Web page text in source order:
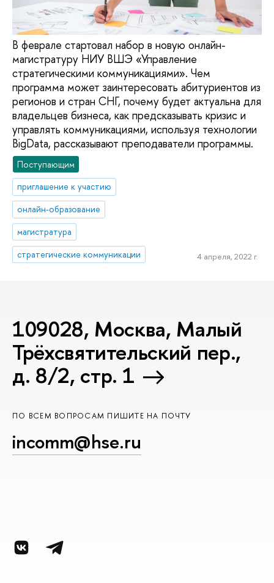
В феврале стартовал набор в новую онлайн-
магистратуру НИУ ВШЭ «Управление
стратегическими коммуникациями». Чем
программа может заинтересовать абитуриентов из
регионов и стран СНГ, почему будет актуальна для
владельцев бизнеса, как предсказывать кризис и
управлять коммуникациями, используя технологии
BigData, рассказывают преподаватели программы.
Поступающим
приглашение к участию
онлайн-образование
магистратура
стратегические коммуникации
4 апреля, 2022 г.
109028, Москва, Малый
Трёхсвятительский пер.,
д. 8/2, стр. 1
ПО ВСЕМ ВОПРОСАМ ПИШИТЕ НА ПОЧТУ
incomm@hse.ru